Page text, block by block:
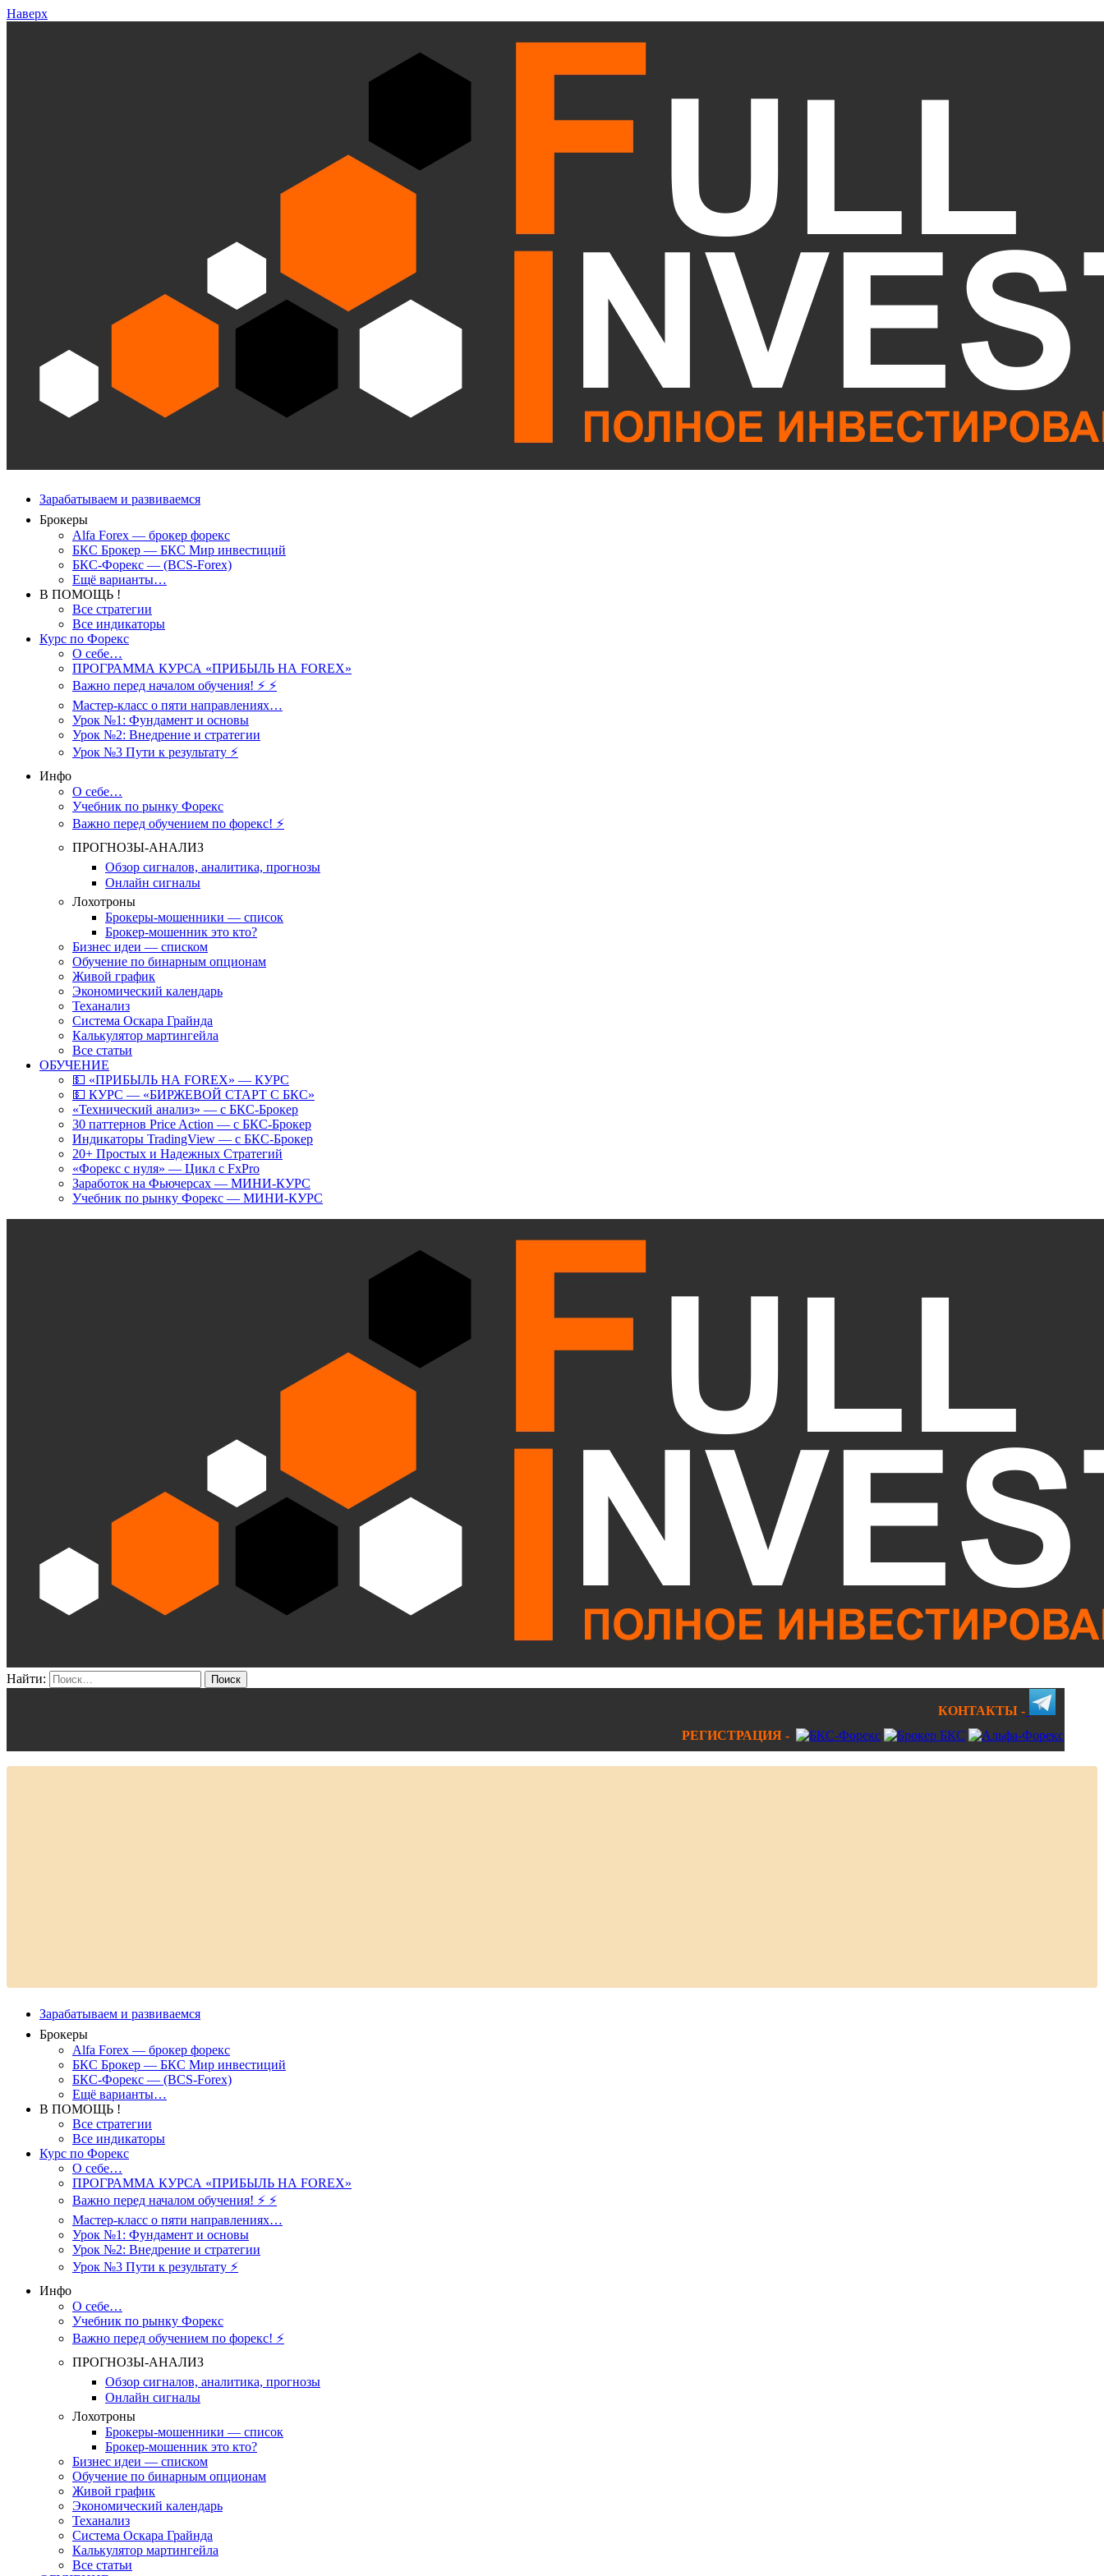
Наверх
Зарабатываем и развиваемся
Брокеры
Alfa Forex — брокер форекс
БКС Брокер — БКС Мир инвестиций
БКС-Форекс — (BCS-Forex)
Ещё варианты…
В ПОМОЩЬ !
Все стратегии
Все индикаторы
Курс по Форекс
О себе…
ПРОГРАММА КУРСА «ПРИБЫЛЬ НА FOREX»
Важно перед началом обучения! ⚡ ⚡
Мастер-класс о пяти направлениях…
Урок №1: Фундамент и основы
Урок №2: Внедрение и стратегии
Урок №3 Пути к результату ⚡️
Инфо
О себе…
Учебник по рынку Форекс
Важно перед обучением по форекс! ⚡
ПРОГНОЗЫ-АНАЛИЗ
Обзор сигналов, аналитика, прогнозы
Онлайн сигналы
Лохотроны
Брокеры-мошенники — список
Брокер-мошенник это кто?
Бизнес идеи — списком
Обучение по бинарным опционам
Живой график
Экономический календарь
Теханализ
Система Оскара Грайнда
Калькулятор мартингейла
Все статьи
ОБУЧЕНИЕ
💵 «ПРИБЫЛЬ НА FOREX» — КУРС
💵 КУРС — «БИРЖЕВОЙ СТАРТ С БКС»
«Технический анализ» — с БКС-Брокер
30 паттернов Price Action — с БКС-Брокер
Индикаторы TradingView — с БКС-Брокер
20+ Простых и Надежных Стратегий
«Форекс с нуля» — Цикл с FxPro
Заработок на Фьючерсах — МИНИ-КУРС
Учебник по рынку Форекс — МИНИ-КУРС
Найти:
КОНТАКТЫ -
РЕГИСТРАЦИЯ -
Зарабатываем и развиваемся
Брокеры
Alfa Forex — брокер форекс
БКС Брокер — БКС Мир инвестиций
БКС-Форекс — (BCS-Forex)
Ещё варианты…
В ПОМОЩЬ !
Все стратегии
Все индикаторы
Курс по Форекс
О себе…
ПРОГРАММА КУРСА «ПРИБЫЛЬ НА FOREX»
Важно перед началом обучения! ⚡ ⚡
Мастер-класс о пяти направлениях…
Урок №1: Фундамент и основы
Урок №2: Внедрение и стратегии
Урок №3 Пути к результату ⚡️
Инфо
О себе…
Учебник по рынку Форекс
Важно перед обучением по форекс! ⚡
ПРОГНОЗЫ-АНАЛИЗ
Обзор сигналов, аналитика, прогнозы
Онлайн сигналы
Лохотроны
Брокеры-мошенники — список
Брокер-мошенник это кто?
Бизнес идеи — списком
Обучение по бинарным опционам
Живой график
Экономический календарь
Теханализ
Система Оскара Грайнда
Калькулятор мартингейла
Все статьи